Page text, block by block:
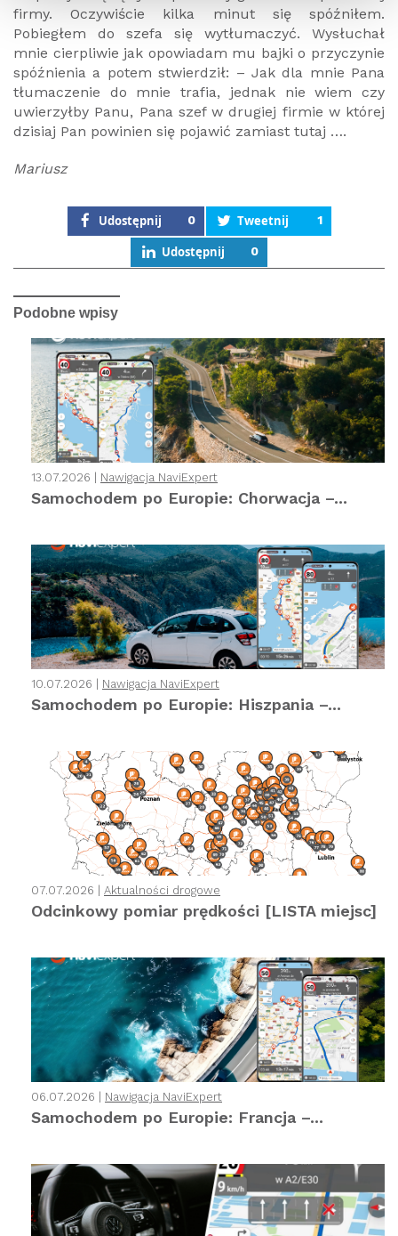
firmy. Oczywiście kilka minut się spóźniłem.
Pobiegłem do szefa się wytłumaczyć. Wysłuchał
mnie cierpliwie jak opowiadam mu bajki o przyczynie
spóźnienia a potem stwierdził: – Jak dla mnie Pana
tłumaczenie do mnie trafia, jednak nie wiem czy
uwierzyłby Panu, Pana szef w drugiej firmie w której
dzisiaj Pan powinien się pojawić zamiast tutaj ….
Mariusz
Udostępnij 0 Tweetnij 1
Udostępnij 0
Podobne wpisy
13.07.2026 | Nawigacja NaviExpert
Samochodem po Europie: Chorwacja –...
10.07.2026 | Nawigacja NaviExpert
Samochodem po Europie: Hiszpania –...
07.07.2026 | Aktualności drogowe
Odcinkowy pomiar prędkości [LISTA miejsc]
06.07.2026 | Nawigacja NaviExpert
Samochodem po Europie: Francja –...